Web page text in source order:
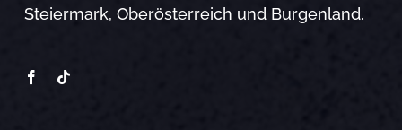
Steiermark, Oberösterreich und Burgenland.